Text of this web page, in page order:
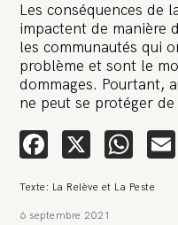
Les conséquences de
impactent de manière
les communautés qui
problème et sont le
dommages. Pourtant,
ne peut se protéger de
Facebook
X
Texte: La Relève et La Peste
6 septembre 2021
🚨 L’heure est
multinationale
Relève et La
🔥 Le groupe Pierre Fabre,
attaque en justice. Vous
l’anonymat d’un habitant
peut-être, à nous faire